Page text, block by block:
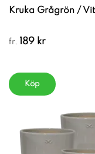
Kruka Grågrön / Vit
fr. 189 kr
Köp